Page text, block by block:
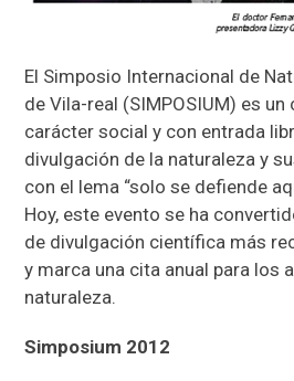
El Simposio Internacional de
de Vila-real (SIMPOSIUM) es
carácter social y con entrada
divulgación de la naturaleza y
con el lema “solo se defiende
Hoy, este evento se ha
de divulgación científica más
y marca una cita anual para los
naturaleza.
Simposium 2012